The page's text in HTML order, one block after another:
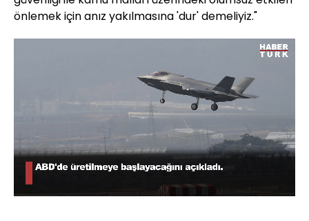
önlemek için anız yakılmasına 'dur' demeliyiz."
Aç
47.44%
Oynatma
Hızı